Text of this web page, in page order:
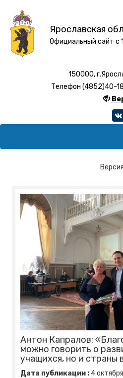
Ярославская
Официальный сайт с
150000,
Телефон (4852)40-
Антон Капралов:
можно говорить о
учащихся, но и страны
Дата публикации : 4октября